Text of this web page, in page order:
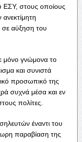
ΕΣΥ, στους οποίους
ανεκτίμητη
σε αύξηση του
μόνο γνώμονα το
και συνιστά
προσωπικό της
συχνά μέσα και εν
πολίτες.
έναντι του
παραβίαση της